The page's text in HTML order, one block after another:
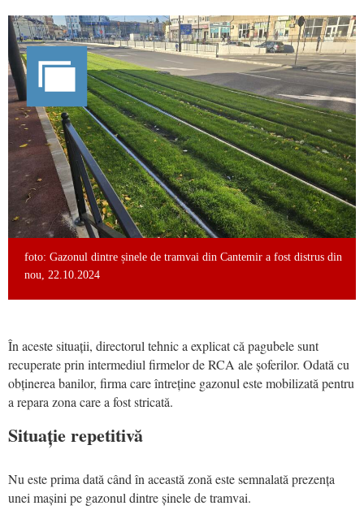
foto: Gazonul dintre șinele de tramvai din Cantemir a fost distrus din
nou, 22.10.2024
În aceste situații, directorul tehnic a explicat că pagubele sunt
recuperate prin intermediul firmelor de RCA ale șoferilor. Odată cu
obținerea banilor, firma care întreține gazonul este mobilizată pentru
a repara zona care a fost stricată.
Situație repetitivă
Nu este prima dată când în această zonă este semnalată prezența
unei mașini pe gazonul dintre șinele de tramvai.